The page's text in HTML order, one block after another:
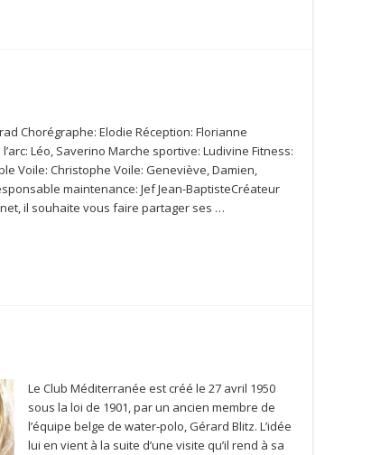
Chorégraphe: Elodie Réception: Florianne
Léo, Saverino Marche sportive: Ludivine Fitness:
Voile: Christophe Voile: Geneviève, Damien,
maintenance: Jef Jean-BaptisteCréateur
il souhaite vous faire partager ses …
Le Club Méditerranée est créé le 27 avril 1950
sous la loi de 1901, par un ancien membre de
l’équipe belge de water-polo, Gérard Blitz. L’idée
lui en vient à la suite d’une visite qu’il rend à sa